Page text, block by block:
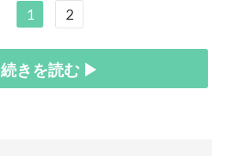
1 2
続きを読む ▶